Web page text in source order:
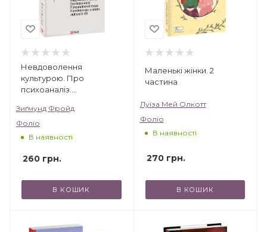
Невдоволення
культурою. Про
психоаналіз.
Психологія мас та аналіз
людського «Я»
Зиґмунд Фройд
Фоліо
В наявності
260 грн.
В КОШИК
Маленькі жінки. 2
частина
Луїза Мей Олкотт
Фоліо
В наявності
270грн.
В КОШИК